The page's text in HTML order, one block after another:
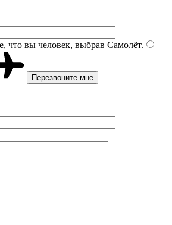
что вы человек, выбрав Самолёт.